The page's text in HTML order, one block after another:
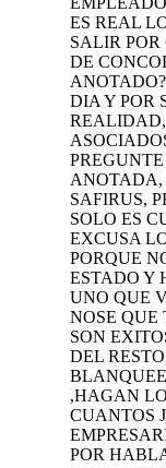
ES REAL
SALIR
DE
DIA Y POR
ANOTADA,
SAFIRUS,
SOLO ES
EXCUSA
PORQUE
ESTADO Y
UNO QUE
NOSE QUE
SON
DEL
,HAGAN
CUANTOS
POR